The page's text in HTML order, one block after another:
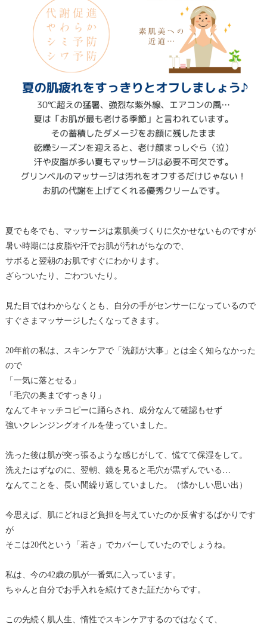
夏でも冬でも、マッサージは素肌美づくりに欠かせないものですが
暑い時期には皮脂や汗でお肌が汚れがちなので、
サボると翌朝のお肌ですぐにわかります。
ざらついたり、ごわついたり。
見た目ではわからなくとも、自分の手がセンサーになっているので
すぐさまマッサージしたくなってきます。
20年前の私は、スキンケアで「洗顔が大事」とは全く知らなかった
ので
「一気に落とせる」
「毛穴の奥まですっきり」
なんてキャッチコピーに踊らされ、成分なんて確認もせず
強いクレンジングオイルを使っていました。
洗った後は肌が突っ張るような感じがして、慌てて保湿をして。
洗えたはずなのに、翌朝、鏡を見ると毛穴が黒ずんでいる…
なんてことを、長い間繰り返していました。（懐かしい思い出）
今思えば、肌にどれほど負担を与えていたのか反省するばかりです
が
そこは20代という「若さ」でカバーしていたのでしょうね。
私は、今の42歳の肌が一番気に入っています。
ちゃんと自分でお手入れを続けてきた証だからです。
この先続く肌人生、惰性でスキンケアするのではなくて、